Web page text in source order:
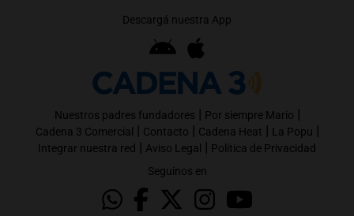
Descargá nuestra App
Nuestros padres fundadores | Por siempre Mario |
Cadena 3 Comercial | Contacto | Cadena Heat | La Popu |
Integrar nuestra red | Aviso Legal | Política de Privacidad
Seguinos en